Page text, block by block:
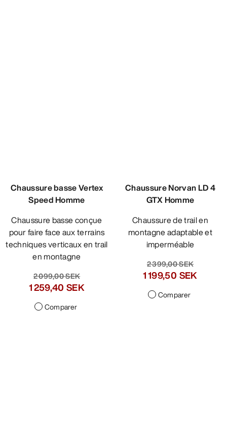
Chaussure basse Vertex
Speed Homme
Chaussure basse conçue
pour faire face aux terrains
techniques verticaux en trail
en montagne
2 099,00 SEK
1 259,40 SEK
Comparer
Chaussure Norvan LD 4
GTX Homme
Chaussure de trail en
montagne adaptable et
imperméable
2 399,00 SEK
1 199,50 SEK
Comparer